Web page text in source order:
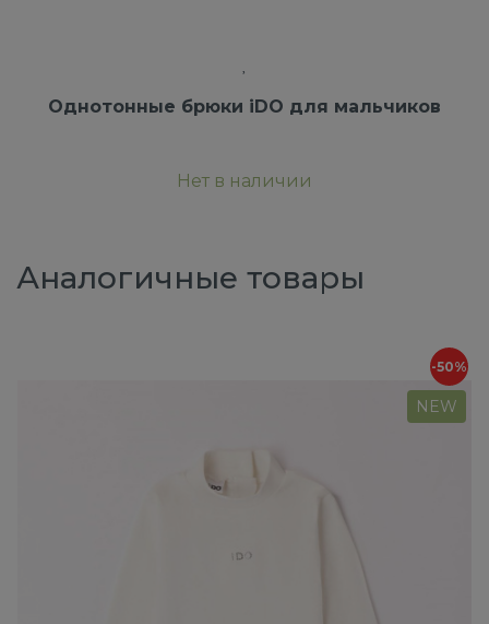
Однотонные брюки iDO для мальчиков
Нет в наличии
Аналогичные товары
-50%
NEW